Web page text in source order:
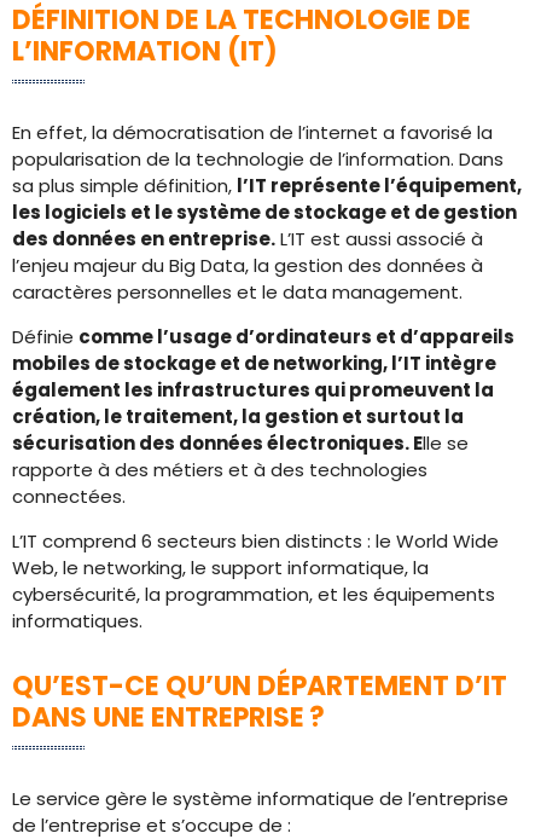
DÉFINITION DE LA TECHNOLOGIE DE
L’INFORMATION (IT)
En effet, la démocratisation de l’internet a favorisé la
popularisation de la technologie de l’information. Dans
sa plus simple définition, l’IT représente l’équipement,
les logiciels et le système de stockage et de gestion
des données en entreprise.L’IT est aussi associé à
l’enjeu majeur du Big Data, la gestion des données à
caractères personnelles et le data management.
Définie comme l’usage d’ordinateurs et d’appareils
mobiles de stockage et de networking, l’IT intègre
également les infrastructures qui promeuvent la
création, le traitement, la gestion et surtout la
sécurisation des données électroniques. Elle se
rapporte à des métiers et à des technologies
connectées.
L’IT comprend 6 secteurs bien distincts : le World Wide
Web, le networking, le support informatique, la
cybersécurité, la programmation, et les équipements
informatiques.
QU’EST-CE QU’UN DÉPARTEMENT D’IT
DANS UNE ENTREPRISE ?
Le service gère le système informatique de l’entreprise
de l’entreprise et s’occupe de :